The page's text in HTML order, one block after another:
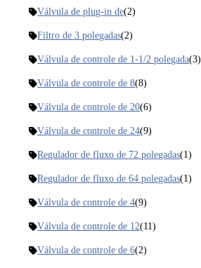
Válvula de plug-in de(2)
Filtro de 3 polegadas(2)
Válvula de controle de 1-1/2 polegada(3)
Válvula de controle de 8(8)
Válvula de controle de 20(6)
Válvula de controle de 24(9)
Regulador de fluxo de 72 polegadas(1)
Regulador de fluxo de 64 polegadas(1)
Válvula de controle de 4(9)
Válvula de controle de 12(11)
Válvula de controle de 6(2)